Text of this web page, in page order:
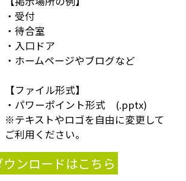
・受付
・待合室
・入口ドア
・ホームページやブログなど
【ファイル形式】
・パワーポイント形式 (.pptx)
※テキストやロゴを自由に変更して
ご利用ください。
ウンロードはこちら